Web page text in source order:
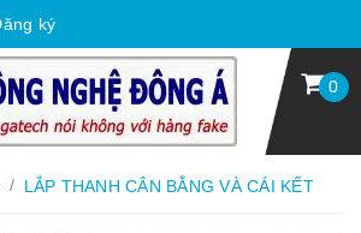
ký
0
/ LẮP THANH CÂN BẰNG VÀ CÁI KẾT